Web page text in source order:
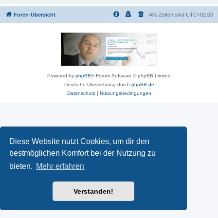
Diese Website nutzt Cookies, um dir den
bestmöglichen Komfort bei der Nutzung zu
bieten. Mehr erfahren
Verstanden!
Foren-Übersicht Alle Zeiten sind UTC+02:00
Powered by phpBB® Forum Software © phpBB Limited
Deutsche Übersetzung durch phpBB.de
Datenschutz| Nutzungsbedingungen